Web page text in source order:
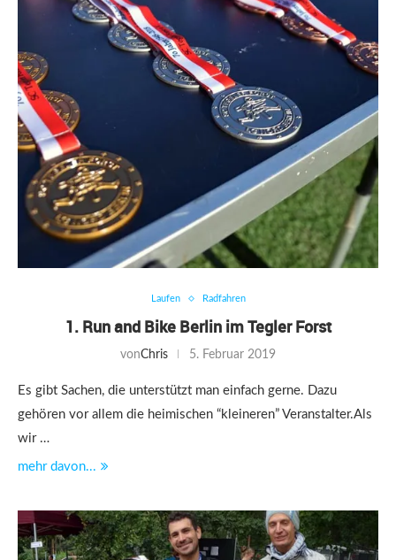
Laufen Radfahren
1. Run and Bike Berlin im Tegler Forst
vonChris 5. Februar 2019
Es gibt Sachen, die unterstützt man einfach gerne. Dazu
gehören vor allem die heimischen “kleineren” Veranstalter.Als
wir …
mehr davon...